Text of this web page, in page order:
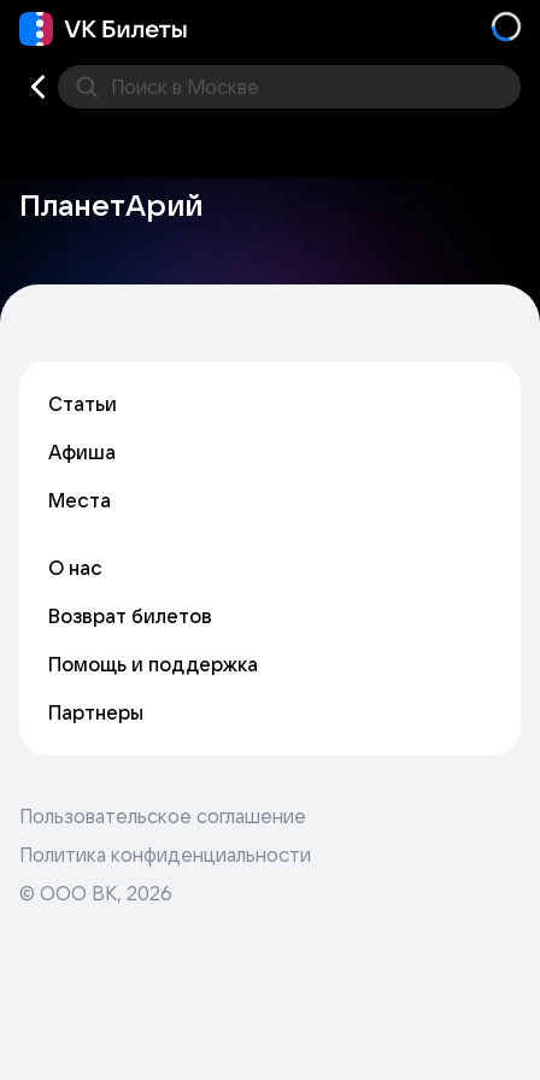
Поиск в Москве
ПланетАрий
Статьи
Афиша
Места
О нас
Возврат билетов
Помощь и поддержка
Партнеры
Пользовательское соглашение
Политика конфиденциальности
© ООО ВК, 2026